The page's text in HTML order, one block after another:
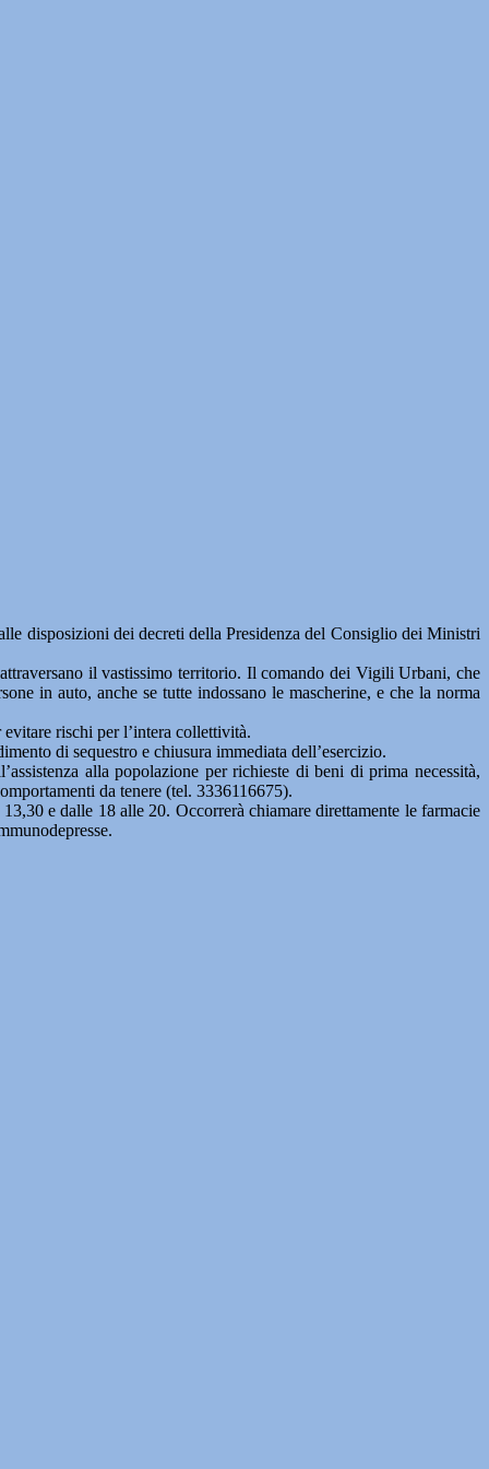
disposizioni dei decreti della Presidenza del Consiglio dei Ministri
il vastissimo territorio. Il comando dei Vigili Urbani, che
in auto, anche se tutte indossano le mascherine, e che la norma
rischi per l’intera collettività.
di sequestro e chiusura immediata dell’esercizio.
alla popolazione per richieste di beni di prima necessità,
da tenere (tel. 3336116675).
e dalle 18 alle 20. Occorrerà chiamare direttamente le farmacie